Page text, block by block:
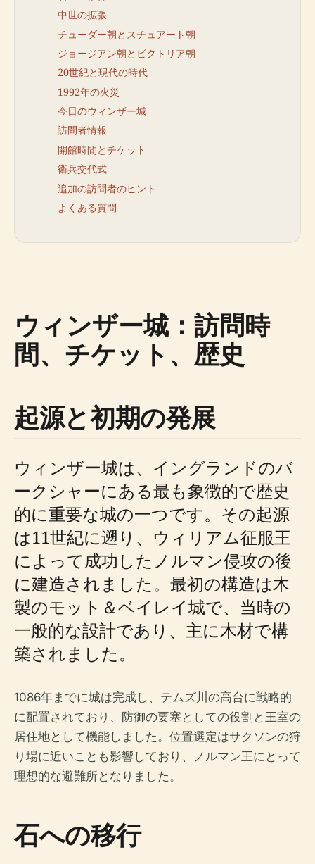
中世の拡張
チューダー朝とスチュアート朝
ジョージアン朝とビクトリア朝
20世紀と現代の時代
1992年の火災
今日のウィンザー城
訪問者情報
開館時間とチケット
衛兵交代式
追加の訪問者のヒント
よくある質問
ウィンザー城：訪問時
間、チケット、歴史
起源と初期の発展
ウィンザー城は、イングランドのバ
ークシャーにある最も象徴的で歴史
的に重要な城の一つです。その起源
は11世紀に遡り、ウィリアム征服王
によって成功したノルマン侵攻の後
に建造されました。最初の構造は木
製のモット＆ベイレイ城で、当時の
一般的な設計であり、主に木材で構
築されました。
1086年までに城は完成し、テムズ川の高台に戦略的
に配置されており、防御の要塞としての役割と王室の
居住地として機能しました。位置選定はサクソンの狩
り場に近いことも影響しており、ノルマン王にとって
理想的な避難所となりました。
石への移行